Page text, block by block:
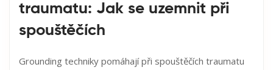
traumatu: Jak se uzemnit při
spouštěčích
Grounding techniky pomáhají při spouštěčích traumatu